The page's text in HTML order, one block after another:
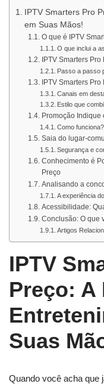
IPTV Smarters Pro
em Suas Mãos!
O que é IPTV
O que inclui a
IPTV Smarters
Passo a passo
IPTV Smarters
Canais em
Estilo que
Promoção Indique
Como funciona?
Saia do lugar-
Segurança e
Conhecimento é
Preço
Analisando a
A experiência
Acessibilidade:
Conclusão: O que
Artigos
IPTV
Preço: A
Suas
Quando você acha que